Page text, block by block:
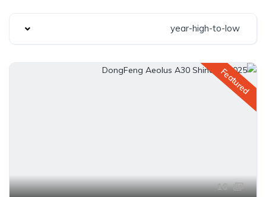
year-high-to-low
Featured
16